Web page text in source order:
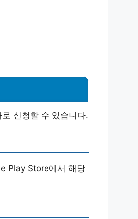
신청할 수 있습니다.
Play Store에서 해당